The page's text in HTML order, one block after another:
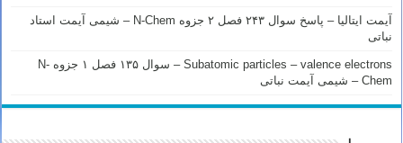
آیمت ایتالیا – پاسخ سوال ۲۴۳ فصل ۲ جزوه N-Chem – شیمی آیمت استاد
نباتی
Subatomic particles – valence electrons – سوال ۱۳۵ فصل ۱ جزوه N-
Chem – شیمی آیمت نباتی